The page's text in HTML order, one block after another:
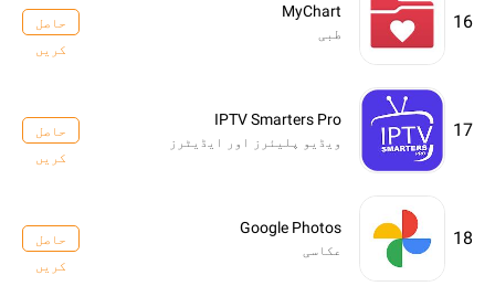
16
MyChart
طبی
حاصل
کریں
17
IPTV Smarters Pro
ویڈیو پلیئرز اور ایڈیٹرز
حاصل
کریں
18
Google Photos
عکاسی
حاصل
کریں